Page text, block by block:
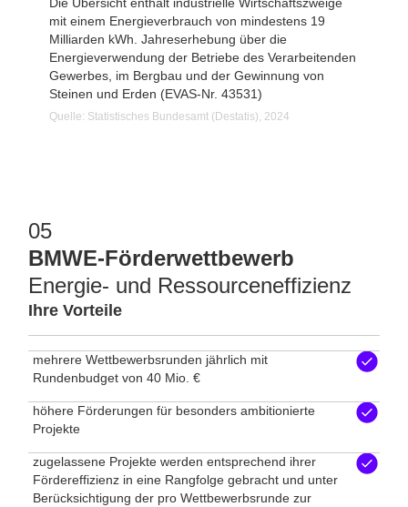
Die Übersicht enthält industrielle Wirtschaftszweige
mit einem Energieverbrauch von mindestens 19
Milliarden kWh. Jahreserhebung über die
Energieverwendung der Betriebe des Verarbeitenden
Gewerbes, im Bergbau und der Gewinnung von
Steinen und Erden (EVAS-Nr. 43531)
Quelle: Statistisches Bundesamt (Destatis), 2024
05
BMWE-Förderwettbewerb
Energie- und Ressourceneffizienz
Ihre Vorteile
mehrere Wettbewerbsrunden jährlich mit
Rundenbudget von 40 Mio. €
höhere Förderungen für besonders ambitionierte
Projekte
zugelassene Projekte werden entsprechend ihrer
Fördereffizienz in eine Rangfolge gebracht und unter
Berücksichtigung der pro Wettbewerbsrunde zur